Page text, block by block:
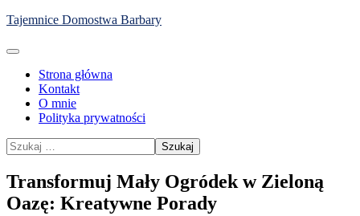
Skip
content
Tajemnice Domostwa Barbary
Strona główna
Kontakt
O mnie
Polityka prywatności
Szukaj:
Transformuj Mały Ogródek w Zieloną
Oazę: Kreatywne Porady